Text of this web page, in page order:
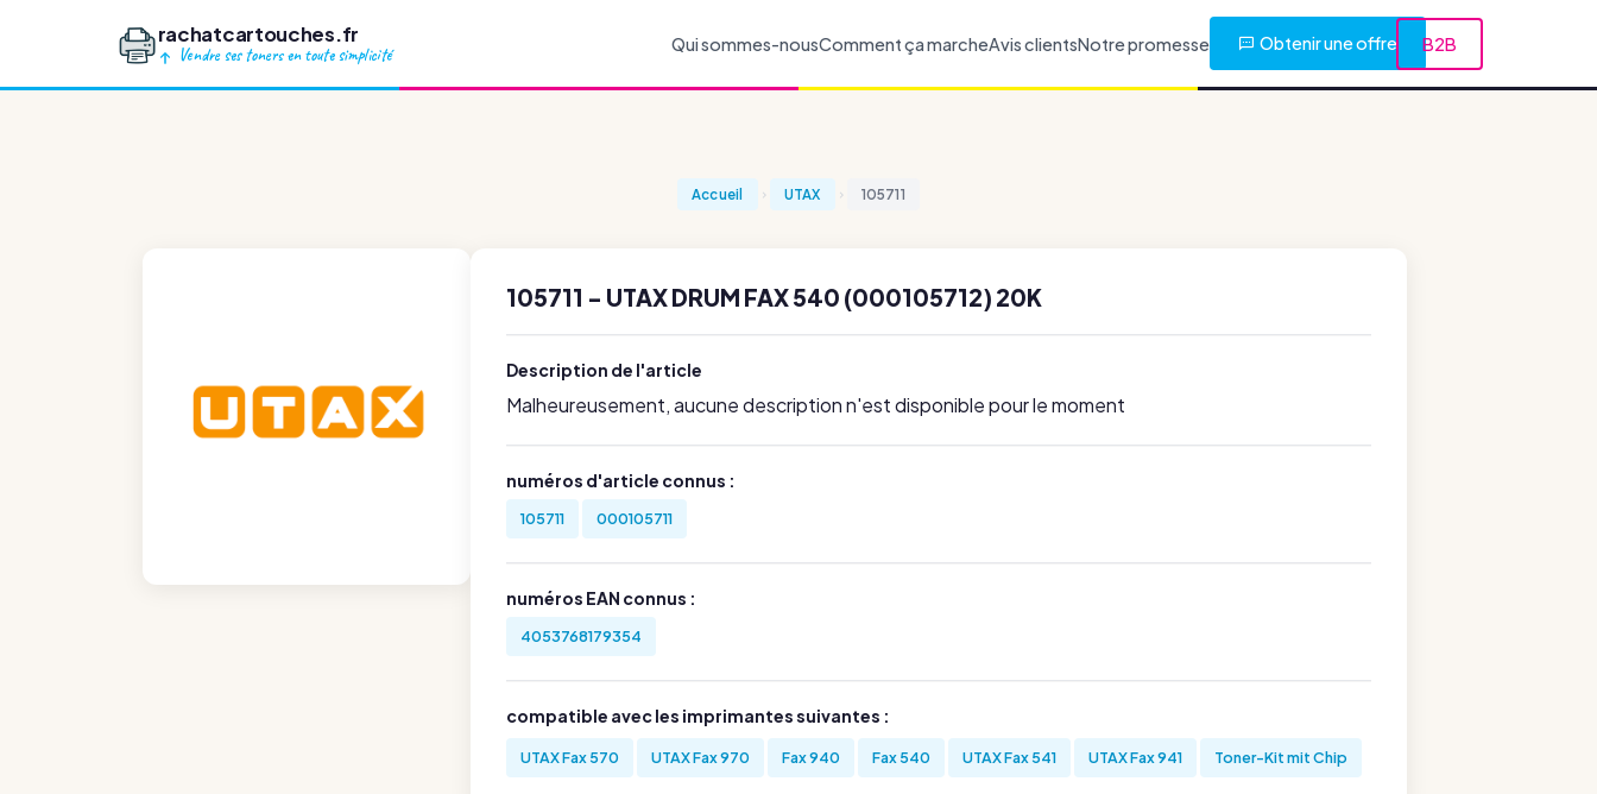
rachatcartouches.fr
Vendre ses toners en toute simplicité
Qui sommes-nousComment ça marcheAvis clientsNotre promesse Obtenir une offre B2B
Accueil UTAX 105711
105711 - UTAX DRUM FAX 540 (000105712) 20K
Description de l'article
Malheureusement, aucune description n'est disponible pour le moment
numéros d'article connus :
105711 000105711
numéros EAN connus :
4053768179354
compatible avec les imprimantes suivantes :
UTAX Fax 570 UTAX Fax 970 Fax 940 Fax 540 UTAX Fax 541 UTAX Fax 941 Toner-Kit mit Chip